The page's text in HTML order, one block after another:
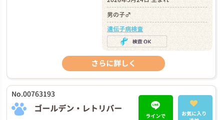
男の子♂
遺伝子病検査
さらに詳しく
No.00763193
ゴールデン・レトリバー
ラインで
お気に入り